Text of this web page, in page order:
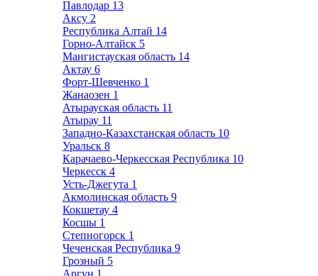
Павлодар 13
Аксу 2
Республика Алтай 14
Горно-Алтайск 5
Мангистауская область 14
Актау 6
Форт-Шевченко 1
Жанаозен 1
Атырауская область 11
Атырау 11
Западно-Казахстанская область 10
Уральск 8
Карачаево-Черкесская Республика 10
Черкесск 4
Усть-Джегута 1
Акмолинская область 9
Кокшетау 4
Косшы 1
Степногорск 1
Чеченская Республика 9
Грозный 5
Аргун 1